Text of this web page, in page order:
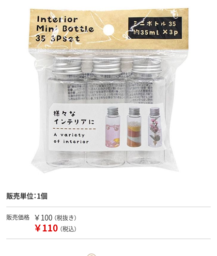
販売単位：1個
販売価格 ￥100 （税抜き）
￥110 （税込）